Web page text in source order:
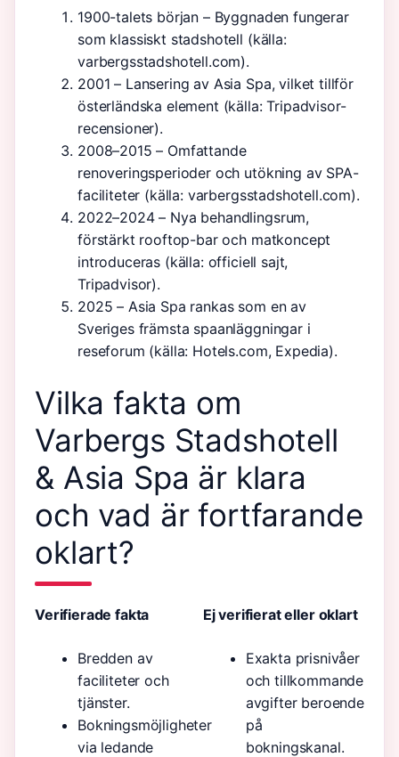
1900-talets början – Byggnaden fungerar
som klassiskt stadshotell (källa:
varbergsstadshotell.com).
2001 – Lansering av Asia Spa, vilket tillför
österländska element (källa: Tripadvisor-
recensioner).
2008–2015 – Omfattande
renoveringsperioder och utökning av SPA-
faciliteter (källa: varbergsstadshotell.com).
2022–2024– Nya behandlingsrum,
förstärkt rooftop-bar och matkoncept
introduceras (källa: officiell sajt,
Tripadvisor).
2025 – Asia Spa rankas som en av
Sveriges främsta spaanläggningar i
reseforum (källa: Hotels.com, Expedia).
Vilka fakta om
Varbergs Stadshotell
& Asia Spa är klara
och vad är fortfarande
oklart?
Verifierade fakta
Bredden av
faciliteter och
tjänster.
Bokningsmöjligheter
via ledande
Ej verifierat eller oklart
Exakta prisnivåer
och tillkommande
avgifter beroende
på
bokningskanal.